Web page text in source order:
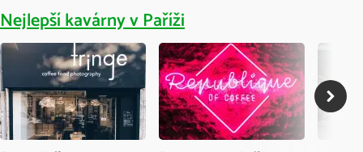
Nejlepší kavárny v Paříži